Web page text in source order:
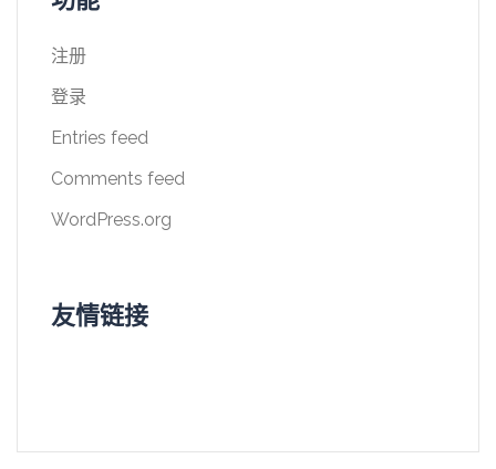
注册
登录
Entries feed
Comments feed
WordPress.org
友情链接